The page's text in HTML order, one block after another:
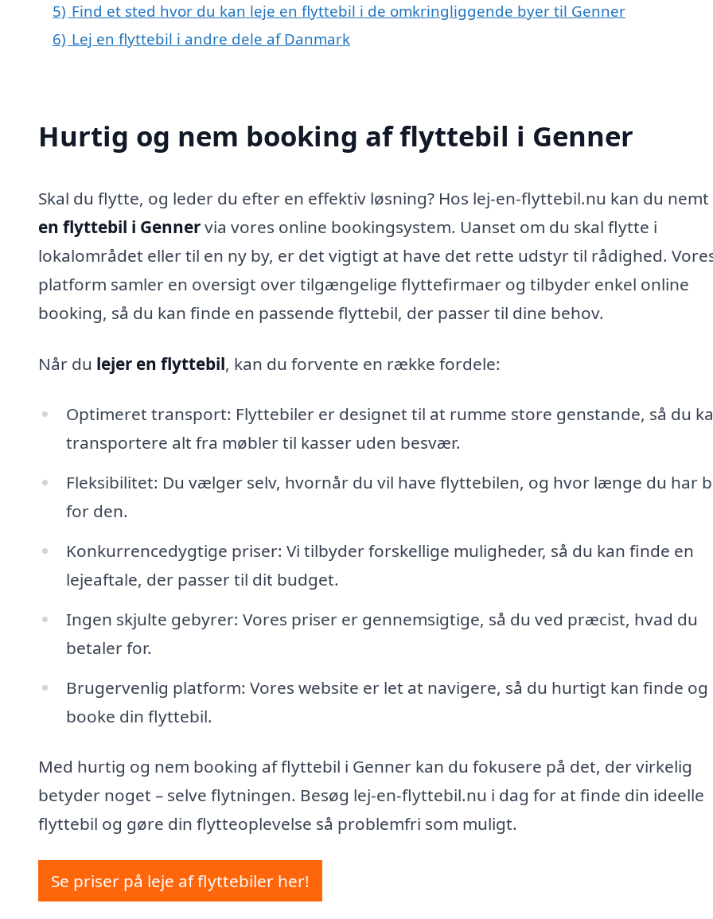
5) Find et sted hvor du kan leje en flyttebil i de omkringliggende byer til Genner
6) Lej en flyttebil i andre dele af Danmark
Hurtig og nem booking af flyttebil i Genner
Skal du flytte, og leder du efter en effektiv løsning? Hos lej-en-flyttebil.nu kan du nemt
en flyttebil i Gennervia vores online bookingsystem. Uanset om du skal flytte i
lokalområdet eller til en ny by, er det vigtigt at have det rette udstyr til rådighed.
platform samler en oversigt over tilgængelige flyttefirmaer og tilbyder enkel online
booking, så du kan finde en passende flyttebil, der passer til dine behov.
Når du lejer en flyttebil, kan du forvente en række fordele:
Optimeret transport: Flyttebiler er designet til at rumme store genstande, så du
transportere alt fra møbler til kasser uden besvær.
Fleksibilitet: Du vælger selv, hvornår du vil have flyttebilen, og hvor længe du har
for den.
Konkurrencedygtige priser: Vi tilbyder forskellige muligheder, så du kan finde en
lejeaftale, der passer til dit budget.
Ingen skjulte gebyrer: Vores priser er gennemsigtige, så du ved præcist, hvad du
betaler for.
Brugervenlig platform: Vores website er let at navigere, så du hurtigt kan finde og
booke din flyttebil.
Med hurtig og nem booking af flyttebil i Genner kan du fokusere på det, der virkelig
betyder noget – selve flytningen. Besøg lej-en-flyttebil.nu i dag for at finde din ideelle
flyttebil og gøre din flytteoplevelse så problemfri som muligt.
Se priser på leje af flyttebiler her!